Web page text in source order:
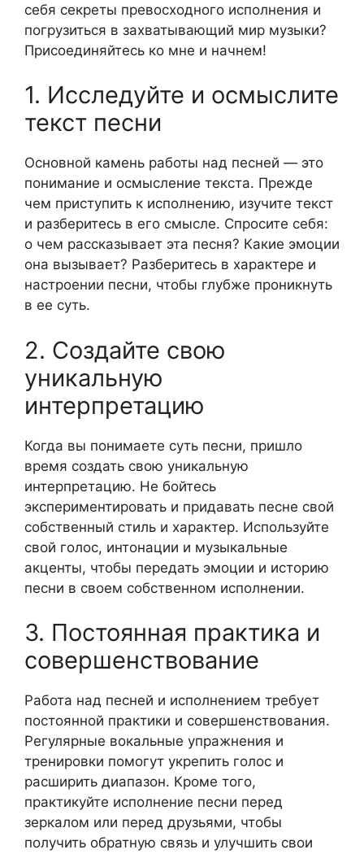
себя секреты превосходного исполнения и
погрузиться в захватывающий мир музыки?
Присоединяйтесь ко мне и начнем!
1. Исследуйте и осмыслите
текст песни
Основной камень работы над песней — это
понимание и осмысление текста. Прежде
чем приступить к исполнению, изучите текст
и разберитесь в его смысле. Спросите себя:
о чем рассказывает эта песня? Какие эмоции
она вызывает? Разберитесь в характере и
настроении песни, чтобы глубже проникнуть
в ее суть.
2. Создайте свою
уникальную
интерпретацию
Когда вы понимаете суть песни, пришло
время создать свою уникальную
интерпретацию. Не бойтесь
экспериментировать и придавать песне свой
собственный стиль и характер. Используйте
свой голос, интонации и музыкальные
акценты, чтобы передать эмоции и историю
песни в своем собственном исполнении.
3. Постоянная практика и
совершенствование
Работа над песней и исполнением требует
постоянной практики и совершенствования.
Регулярные вокальные упражнения и
тренировки помогут укрепить голос и
расширить диапазон. Кроме того,
практикуйте исполнение песни перед
зеркалом или перед друзьями, чтобы
получить обратную связь и улучшить свои